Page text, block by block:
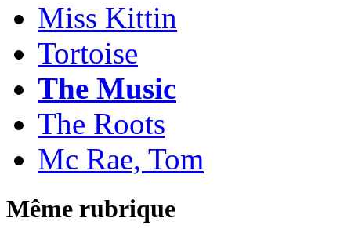
Miss Kittin
Tortoise
The Music
The Roots
Mc Rae, Tom
Même rubrique